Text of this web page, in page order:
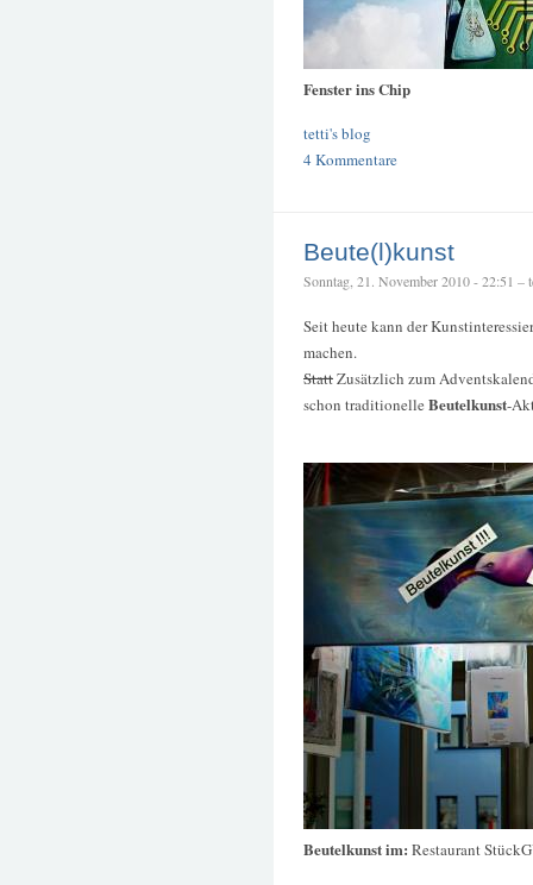
Fenster ins Chip
tetti's blog
4 Kommentare
Beute(l)kunst
Sonntag, 21. November 2010 - 22:51 –
Seit heute kann der
machen.
StattZusätzlich zum
schon traditionelle Beutelkunst-
Beutelkunst im: Restaurant